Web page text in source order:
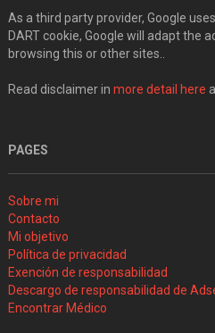
As a third party provider, Google
DART cookie, Google will adapt the
browsing this or other sites..
Read disclaimer in more detail here
PAGES
Sobre mi
Contacto
Mi objetivo
Política de privacidad
Exención de responsabilidad
Descargo de responsabilidad de
Encontrar Médico